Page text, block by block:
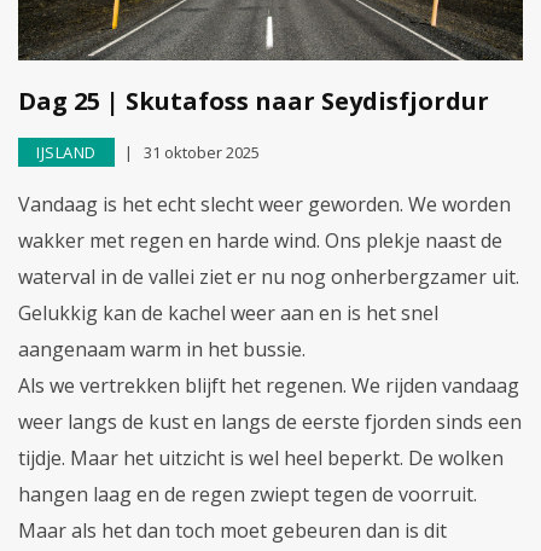
Dag 25 | Skutafoss naar Seydisfjordur
IJSLAND 31 oktober 2025
Vandaag is het echt slecht weer geworden. We worden
wakker met regen en harde wind. Ons plekje naast de
waterval in de vallei ziet er nu nog onherbergzamer uit.
Gelukkig kan de kachel weer aan en is het snel
aangenaam warm in het bussie.
Als we vertrekken blijft het regenen. We rijden vandaag
weer langs de kust en langs de eerste fjorden sinds een
tijdje. Maar het uitzicht is wel heel beperkt. De wolken
hangen laag en de regen zwiept tegen de voorruit.
Maar als het dan toch moet gebeuren dan is dit